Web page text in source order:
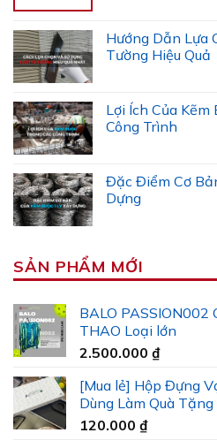
Hướng Dẫn Lựa
Tường Hiệu Quả
Lợi Ích Của Kẽm
Công Trình
Đặc Điểm Cơ
Dựng
SẢN PHẨM MỚI
BALO PASSION002
THAO Loại lớn
2.500.000 ₫
[Mua lẻ] Hộp Đựng
Dùng Làm Quà Tặng
120.000 ₫